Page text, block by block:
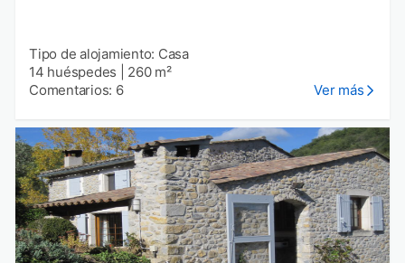
Tipo de alojamiento: Casa
14 huéspedes
260 m²
Comentarios: 6
Ver más